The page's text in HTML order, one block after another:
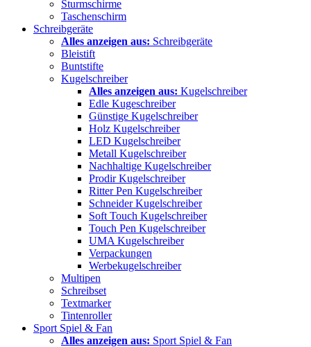
Sturmschirme
Taschenschirm
Schreibgeräte
Alles anzeigen aus: Schreibgeräte
Bleistift
Buntstifte
Kugelschreiber
Alles anzeigen aus: Kugelschreiber
Edle Kugeschreiber
Günstige Kugelschreiber
Holz Kugelschreiber
LED Kugelschreiber
Metall Kugelschreiber
Nachhaltige Kugelschreiber
Prodir Kugelschreiber
Ritter Pen Kugelschreiber
Schneider Kugelschreiber
Soft Touch Kugelschreiber
Touch Pen Kugelschreiber
UMA Kugelschreiber
Verpackungen
Werbekugelschreiber
Multipen
Schreibset
Textmarker
Tintenroller
Sport Spiel & Fan
Alles anzeigen aus: Sport Spiel & Fan